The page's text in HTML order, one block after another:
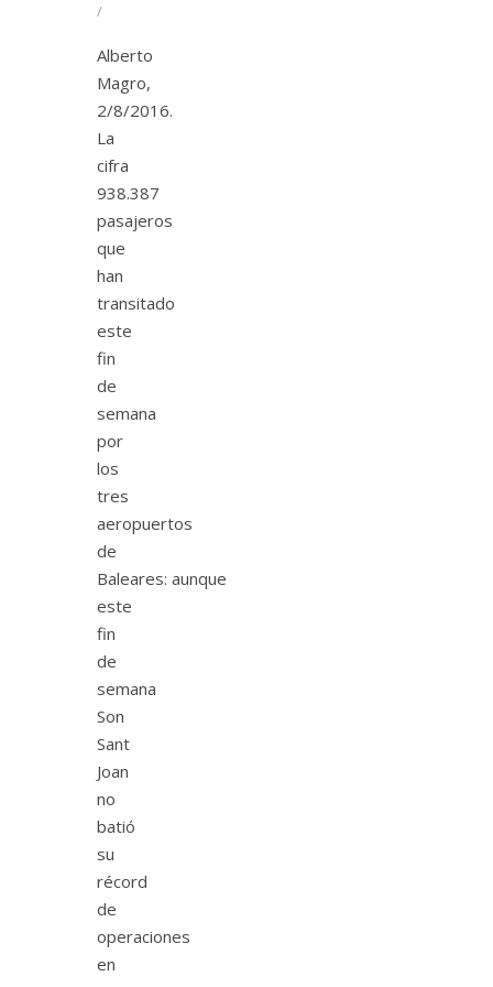
/
Alberto
Magro,
2/8/2016.
La
cifra
938.387
pasajeros
que
han
transitado
este
fin
de
semana
por
los
tres
aeropuertos
de
Baleares: aunque
este
fin
de
semana
Son
Sant
Joan
no
batió
su
récord
de
operaciones
en